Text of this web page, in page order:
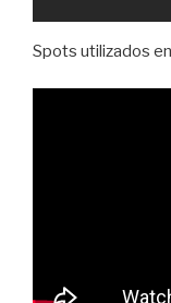
Spots utilizados